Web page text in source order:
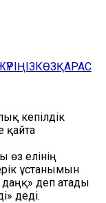
КӨЗҚАРАС
кепілдік
қайта
өз елінің
ұстанымын
деп атады
деді.